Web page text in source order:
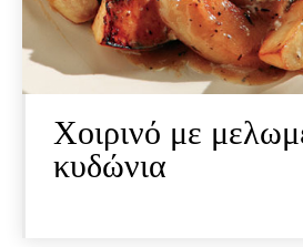
Χοιρινό με
κυδώνια